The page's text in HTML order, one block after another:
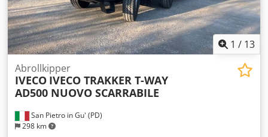
1 / 13
San Pietro in Gu' (PD)
298 km
Abrollkipper
IVECO IVECO TRAKKER T-WAY
AD500 NUOVO SCARRABILE